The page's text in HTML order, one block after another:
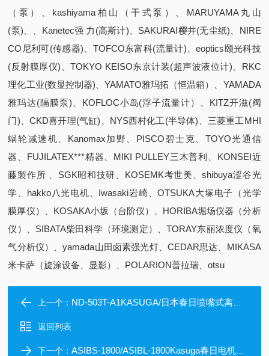
（泵）、kashiyama柏山（干式泵）、MARUYAMA丸山
(泵)、、Kanetec强 力(高斯计)、SAKURAI樱井(无尘纸)、NIRE
CO尼利可(传感器)、TOFCO东富科(流量计)、eoptics颐光科技
(反射膜厚仪)、TOKYO KEISO东京计装(超声波液位计)、RKC
理化工业(数显控制器)、YAMATO雅玛拓（恒温箱）、YAMADA
雅玛达(隔膜泵)、KOFLOC小岛(浮子流量计）、KITZ开滋(阀
门)、CKD喜开理(气缸)、NYS西村化工(半导体)、三菱重工MHI
蜗轮减速机、Kanomax加野、PISCO碧士克、TOYO光通信
器、FUJILATEX***精器、MIKI PULLEY三木普利、KONSEI近
藤製作所 、SGK昭和技研、KOSEMK考世美、shibuya涩谷光
学、hakko八光电机、Iwasaki岩崎、OTSUKA大塚电子（光学
膜厚仪）、KOSAKA小坂（台阶仪）、HORIBA堀场仪器（分析
仪）、SIBATA柴田科学（环境测定）、TORAY东丽浓度仪（氧
气分析仪）、yamada山田卤素强光灯、CEDAR思达、MIKASA
米卡萨（旋涂设备、显影）、POLARION普拉瑞、otsu
上一个： ND-503T-A1KASUGA/日本春日喷嘴式离子发生器
返回列表
下一个：ASIBS-1800/ASIBL-1800Kasuga春日电机防爆静电消除器